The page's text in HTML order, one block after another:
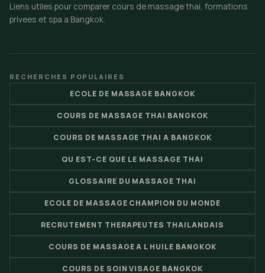
Liens utiles pour comparer cours de massage thai, formations
privees et spa a Bangkok.
RECHERCHES POPULAIRES
ECOLE DE MASSAGE BANGKOK
COURS DE MASSAGE THAI BANGKOK
COURS DE MASSAGE THAI A BANGKOK
QU EST-CE QUE LE MASSAGE THAI
GLOSSAIRE DU MASSAGE THAI
ECOLE DE MASSAGE CHAMPION DU MONDE
RECRUTEMENT THERAPEUTES THAILANDAIS
COURS DE MASSAGE A L HUILE BANGKOK
COURS DE SOIN VISAGE BANGKOK